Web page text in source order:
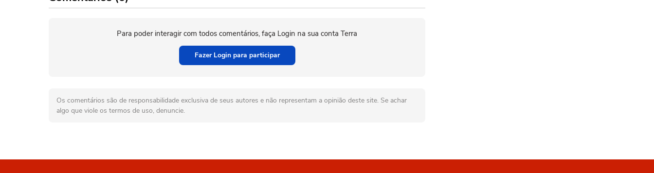
Para poder interagir com todos comentários, faça Login na sua conta Terra
Fazer Login para participar
Os comentários são de responsabilidade exclusiva de seus autores e não representam a opinião deste site. Se achar
algo que viole os termos de uso, denuncie.